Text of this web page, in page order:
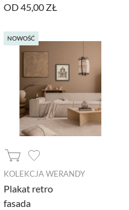
OD 45,00 ZŁ
NOWOŚĆ
KOLEKCJA WERANDY
Plakat retro
fasada